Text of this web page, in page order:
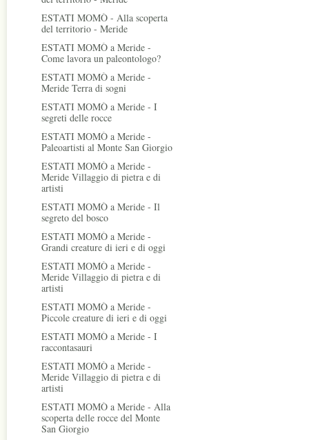
ESTATI MOMÒ - Alla scoperta
del territorio - Meride
ESTATI MOMÒ a Meride -
Come lavora un paleontologo?
ESTATI MOMÒ a Meride -
Meride Terra di sogni
ESTATI MOMÒ a Meride - I
segreti delle rocce
ESTATI MOMÒ a Meride -
Paleoartisti al Monte San Giorgio
ESTATI MOMÒ a Meride -
Meride Villaggio di pietra e di
artisti
ESTATI MOMÒ a Meride - Il
segreto del bosco
ESTATI MOMÒ a Meride -
Grandi creature di ieri e di oggi
ESTATI MOMÒ a Meride -
Meride Villaggio di pietra e di
artisti
ESTATI MOMÒ a Meride -
Piccole creature di ieri e di oggi
ESTATI MOMÒ a Meride - I
raccontasauri
ESTATI MOMÒ a Meride -
Meride Villaggio di pietra e di
artisti
ESTATI MOMÒ a Meride - Alla
scoperta delle rocce del Monte
San Giorgio